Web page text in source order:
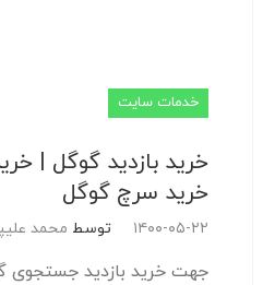
خدمات سایت
خرید بازدید گوگل |
خرید سرچ گوگل
۱۴۰۰-۰۵-۲۲ توسط محمد
جهت خرید بازدید جستجوی